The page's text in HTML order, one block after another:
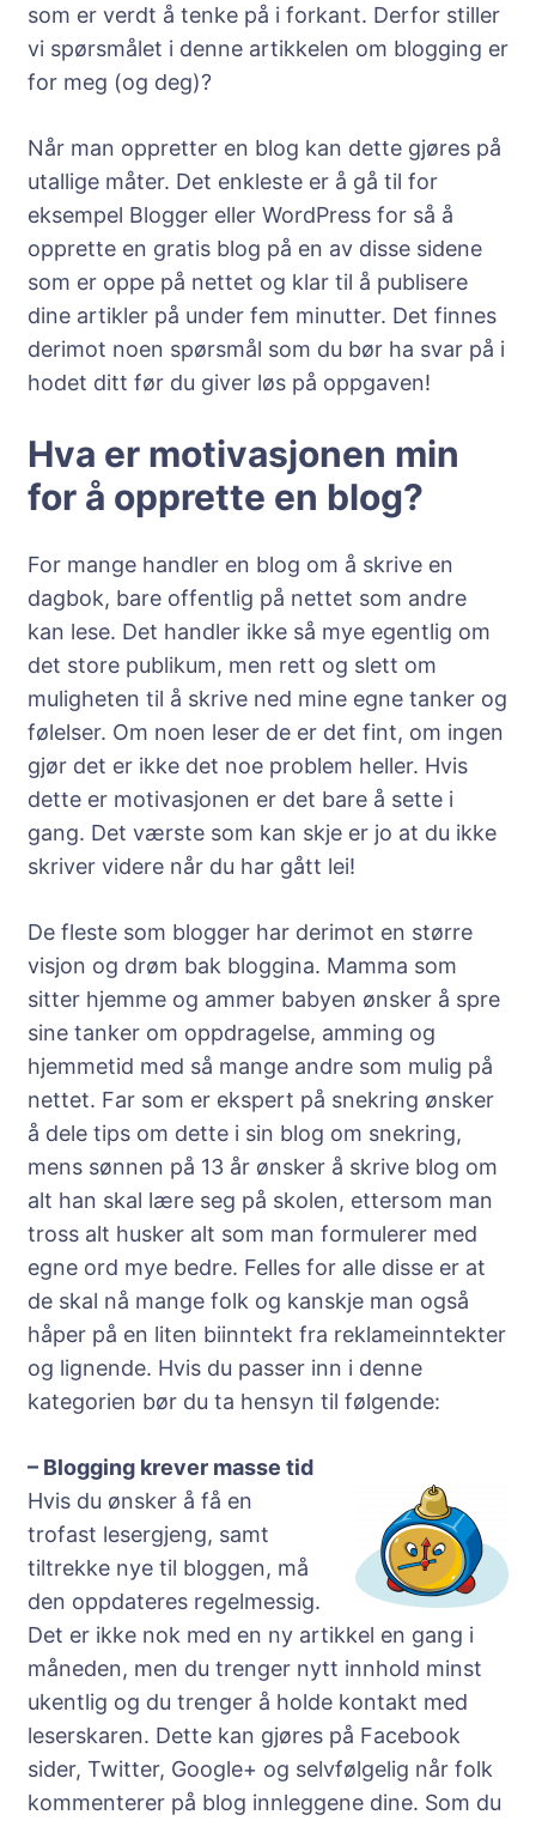
som er verdt å tenke på i forkant. Derfor stiller
vi spørsmålet i denne artikkelen om blogging er
for meg (og deg)?
Når man oppretter en blog kan dette gjøres på
utallige måter. Det enkleste er å gå til for
eksempel Blogger eller WordPress for så å
opprette en gratis blog på en av disse sidene
som er oppe på nettet og klar til å publisere
dine artikler på under fem minutter. Det finnes
derimot noen spørsmål som du bør ha svar på i
hodet ditt før du giver løs på oppgaven!
Hva er motivasjonen min
for å opprette en blog?
For mange handler en blog om å skrive en
dagbok, bare offentlig på nettet som andre
kan lese. Det handler ikke så mye egentlig om
det store publikum, men rett og slett om
muligheten til å skrive ned mine egne tanker og
følelser. Om noen leser de er det fint, om ingen
gjør det er ikke det noe problem heller. Hvis
dette er motivasjonen er det bare å sette i
gang. Det værste som kan skje er jo at du ikke
skriver videre når du har gått lei!
De fleste som blogger har derimot en større
visjon og drøm bak bloggina. Mamma som
sitter hjemme og ammer babyen ønsker å spre
sine tanker om oppdragelse, amming og
hjemmetid med så mange andre som mulig på
nettet. Far som er ekspert på snekring ønsker
å dele tips om dette i sin blog om snekring,
mens sønnen på 13 år ønsker å skrive blog om
alt han skal lære seg på skolen, ettersom man
tross alt husker alt som man formulerer med
egne ord mye bedre. Felles for alle disse er at
de skal nå mange folk og kanskje man også
håper på en liten biinntekt fra reklameinntekter
og lignende. Hvis du passer inn i denne
kategorien bør du ta hensyn til følgende:
– Blogging krever masse tid
Hvis du ønsker å få en
trofast lesergjeng, samt
tiltrekke nye til bloggen, må
den oppdateres regelmessig.
Det er ikke nok med en ny artikkel en gang i
måneden, men du trenger nytt innhold minst
ukentlig og du trenger å holde kontakt med
leserskaren. Dette kan gjøres på Facebook
sider, Twitter, Google+ og selvfølgelig når folk
kommenterer på blog innleggene dine. Som du